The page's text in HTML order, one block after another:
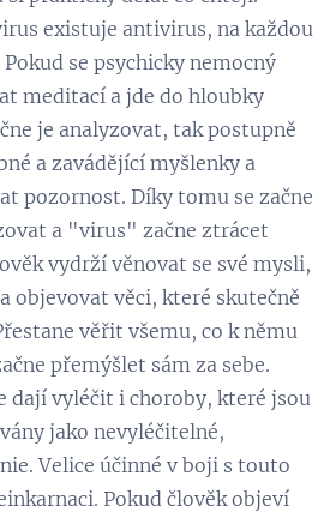
existuje antivirus, na každou
se psychicky nemocný
meditací a jde do hloubky
je analyzovat, tak postupně
a zavádějící myšlenky a
pozornost. Díky tomu se začne
a "virus" začne ztrácet
vydrží věnovat se své mysli,
objevovat věci, které skutečně
věřit všemu, co k němu
přemýšlet sám za sebe.
dají vyléčit i choroby, které jsou
jako nevyléčitelné,
Velice účinné v boji s touto
Pokud člověk objeví